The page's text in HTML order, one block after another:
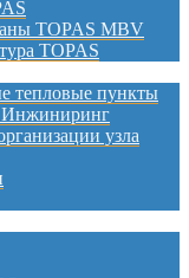
TOPAS MBV
TOPAS
тепловые пункты
Инжиниринг
узла